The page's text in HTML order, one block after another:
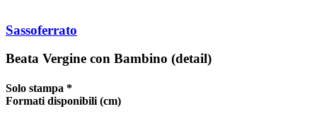
Sassoferrato
Beata Vergine con Bambino (detail)
Solo stampa *
Formati disponibili (cm)